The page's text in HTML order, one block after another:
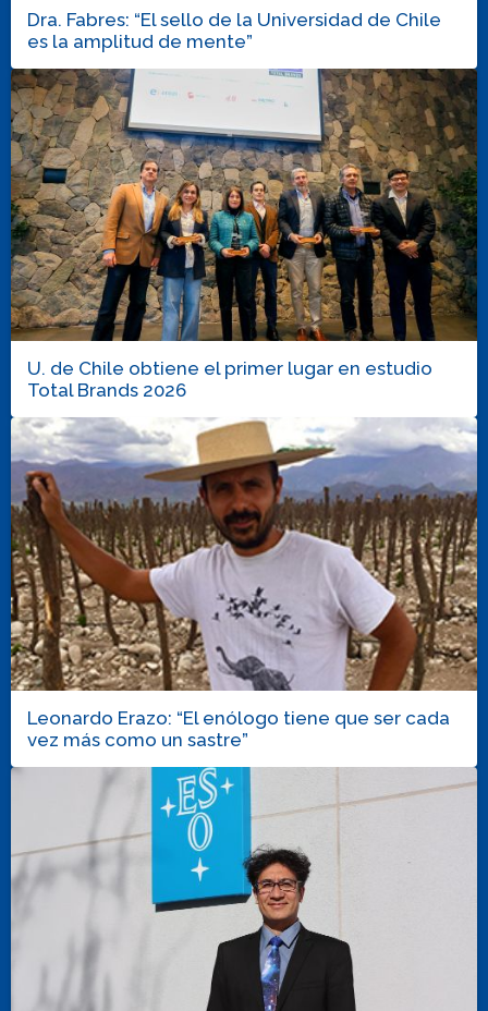
Dra. Fabres: “El sello de la Universidad de Chile
es la amplitud de mente”
U. de Chile obtiene el primer lugar en estudio
Total Brands 2026
Leonardo Erazo: “El enólogo tiene que ser cada
vez más como un sastre”